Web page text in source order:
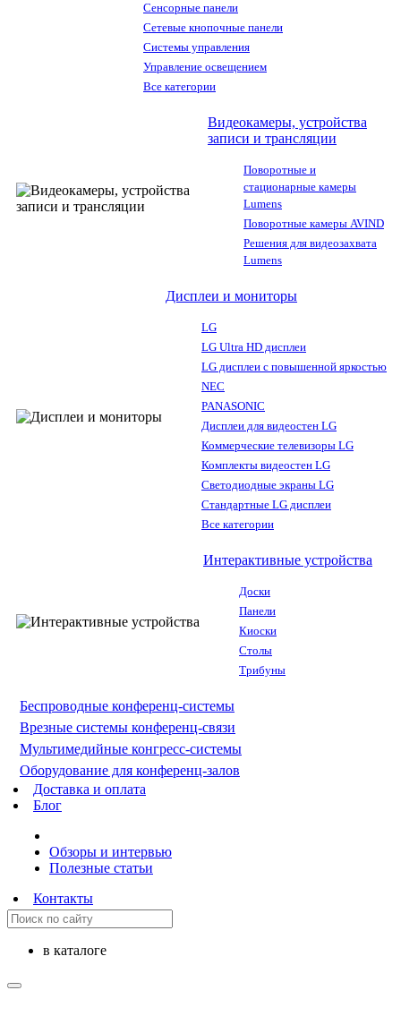
Сенсорные панели
Сетевые кнопочные панели
Системы управления
Управление освещением
Все категории
Видеокамеры, устройства
записи и трансляции
Поворотные и
стационарные камеры
Lumens
Поворотные камеры AVIND
Решения для видеозахвата
Lumens
Дисплеи и мониторы
LG
LG Ultra HD дисплеи
LG дисплеи с повышенной яркостью
NEC
PANASONIC
Дисплеи для видеостен LG
Коммерческие телевизоры LG
Комплекты видеостен LG
Светодиодные экраны LG
Стандартные LG дисплеи
Все категории
Интерактивные устройства
Доски
Панели
Киоски
Столы
Трибуны
Беспроводные конференц-системы
Врезные системы конференц-связи
Мультимедийные конгресс-системы
Оборудование для конференц-залов
Доставка и оплата
Блог
Обзоры и интервью
Полезные статьи
Контакты
в каталоге